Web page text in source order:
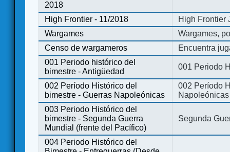
2018
High Frontier - 11/2018
High Frontier
Wargames
Wargames,
Censo de wargameros
Encuentra
001 Periodo histórico del
bimestre - Antigüedad
001 Periodo
002 Período Histórico del
bimestre - Guerras Napoleónicas
002 Período
Napoleónicas
003 Periodo Histórico del
bimestre - Segunda Guerra
Mundial (frente del Pacífico)
Segunda
004 Periodo Histórico del